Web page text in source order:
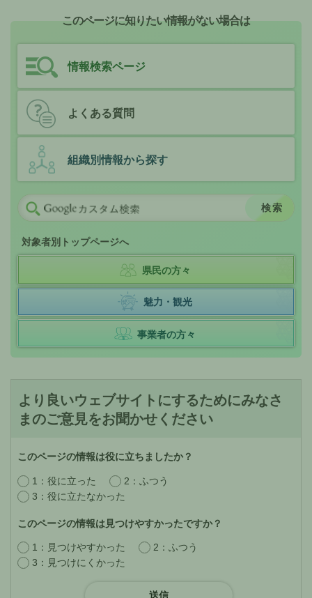
このページに知りたい情報がない場合は
情報検索ページ
よくある質問
組織別情報から探す
対象者別トップページへ
県民の方々
魅力・観光
事業者の方々
より良いウェブサイトにするためにみなさ
まのご意見をお聞かせください
このページの情報は役に立ちましたか？
1：役に立った
2：ふつう
3：役に立たなかった
このページの情報は見つけやすかったですか？
1：見つけやすかった
2：ふつう
3：見つけにくかった